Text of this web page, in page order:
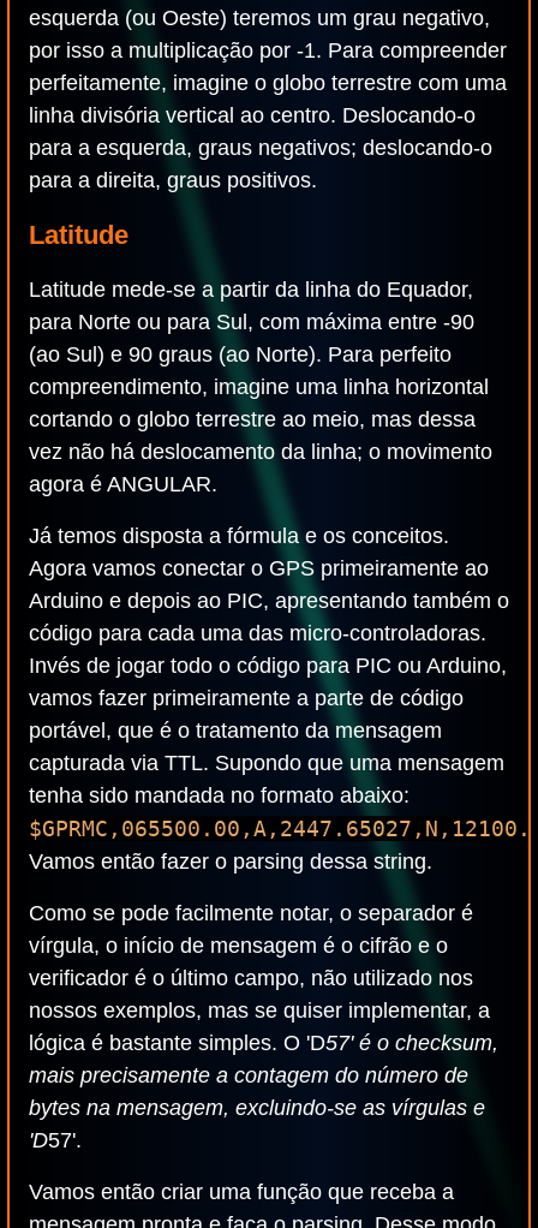
esquerda (ou Oeste) teremos um grau negativo,
por isso a multiplicação por -1. Para compreender
perfeitamente, imagine o globo terrestre com uma
linha divisória vertical ao centro. Deslocando-o
para a esquerda, graus negativos; deslocando-o
para a direita, graus positivos.
Latitude
Latitude mede-se a partir da linha do Equador,
para Norte ou para Sul, com máxima entre -90
(ao Sul) e 90 graus (ao Norte). Para perfeito
compreendimento, imagine uma linha horizontal
cortando o globo terrestre ao meio, mas dessa
vez não há deslocamento da linha; o movimento
agora é ANGULAR.
Já temos disposta a fórmula e os conceitos.
Agora vamos conectar o GPS primeiramente ao
Arduino e depois ao PIC, apresentando também o
código para cada uma das micro-controladoras.
Invés de jogar todo o código para PIC ou Arduino,
vamos fazer primeiramente a parte de código
portável, que é o tratamento da mensagem
capturada via TTL. Supondo que uma mensagem
tenha sido mandada no formato abaixo:
Vamos então fazer o parsing dessa string.
Como se pode facilmente notar, o separador é
vírgula, o início de mensagem é o cifrão e o
verificador é o último campo, não utilizado nos
nossos exemplos, mas se quiser implementar, a
lógica é bastante simples. O 'D57' é o checksum,
mais precisamente a contagem do número de
bytes na mensagem, excluindo-se as vírgulas e
'D57'.
Vamos então criar uma função que receba a